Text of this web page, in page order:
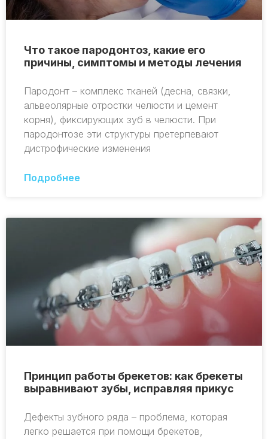
Что такое пародонтоз, какие его
причины, симптомы и методы лечения
Пародонт – комплекс тканей (десна, связки,
альвеолярные отростки челюсти и цемент
корня), фиксирующих зуб в челюсти. При
пародонтозе эти структуры претерпевают
дистрофические изменения
Подробнее
Принцип работы брекетов: как брекеты
выравнивают зубы, исправляя прикус
Дефекты зубного ряда – проблема, которая
легко решается при помощи брекетов,